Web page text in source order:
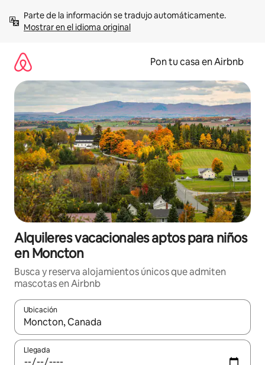
contenidoMostrar en el idioma original
Pon tu casa en Airbnb
Alquileres vacacionales aptos para niños
en Moncton
Busca y reserva alojamientos únicos que admiten
mascotas en Airbnb
Ubicación
Cuando los resultados estén disponibles, navega con las
Llegada